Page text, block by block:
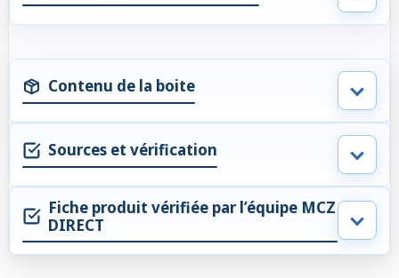
Contenu de la boite
Sources et vérification
Fiche produit vérifiée par l’équipe MCZ
DIRECT